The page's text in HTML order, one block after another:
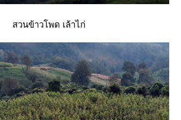
สวนข้าวโพด เล้าไก่